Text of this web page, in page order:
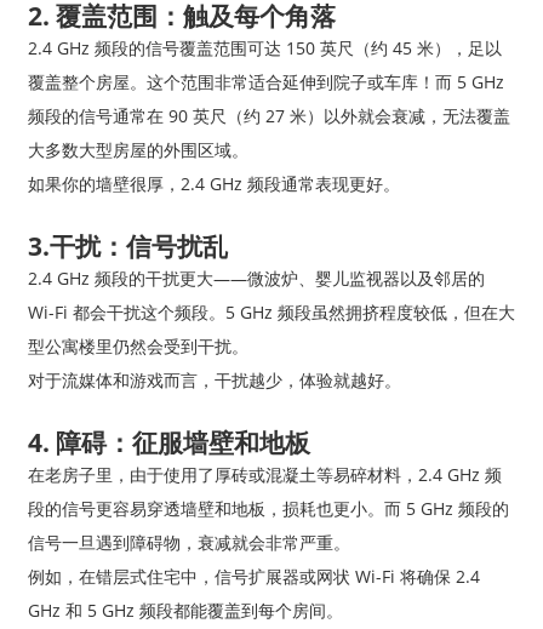
2. 覆盖范围：触及每个角落
2.4 GHz 频段的信号覆盖范围可达 150 英尺（约 45 米），足以
覆盖整个房屋。这个范围非常适合延伸到院子或车库！而 5 GHz
频段的信号通常在 90 英尺（约 27 米）以外就会衰减，无法覆盖
大多数大型房屋的外围区域。
如果你的墙壁很厚，2.4 GHz 频段通常表现更好。
3.干扰：信号扰乱
2.4 GHz 频段的干扰更大——微波炉、婴儿监视器以及邻居的
Wi-Fi 都会干扰这个频段。5 GHz 频段虽然拥挤程度较低，但在大
型公寓楼里仍然会受到干扰。
对于流媒体和游戏而言，干扰越少，体验就越好。
4. 障碍：征服墙壁和地板
在老房子里，由于使用了厚砖或混凝土等易碎材料，2.4 GHz 频
段的信号更容易穿透墙壁和地板，损耗也更小。而 5 GHz 频段的
信号一旦遇到障碍物，衰减就会非常严重。
例如，在错层式住宅中，信号扩展器或网状 Wi-Fi 将确保 2.4
GHz 和 5 GHz 频段都能覆盖到每个房间。